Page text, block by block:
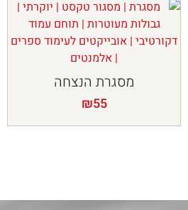
מסגרת הנצחה
₪55